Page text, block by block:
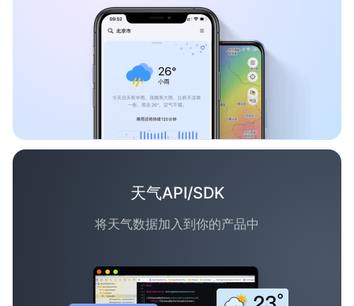
天气API/SDK
将天气数据加入到你的产品中